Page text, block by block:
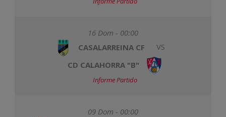
16 Dom - 00:00
CASALARREINA CF
VS
CD CALAHORRA "B"
Informe Partido
09 Dom - 00:00